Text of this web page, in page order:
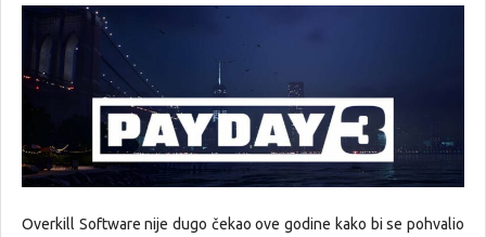
Overkill Software nije dugo čekao ove godine kako bi se pohvalio